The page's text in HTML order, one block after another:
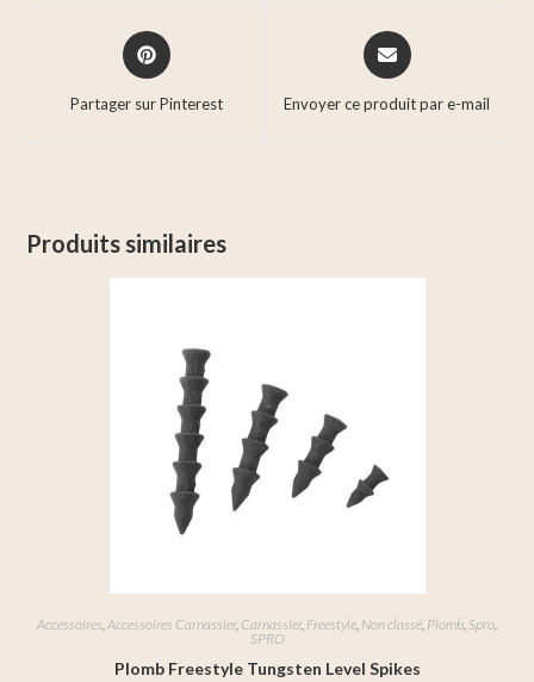
Partager sur Pinterest Envoyer ce produit par e-mail
Produits similaires
Accessoires Accessoires Carnassier, Carnassier, Freestyle Non classé Plomb Spro
SPRO
Plomb Freestyle Tungsten Level Spikes